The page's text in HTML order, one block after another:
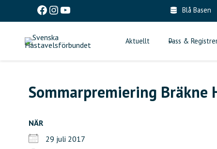
Facebook
Instagram
YouTube Blå Basen
Aktuellt Pass &
Sommarpremiering Bräkne
NÄR
29 juli 2017